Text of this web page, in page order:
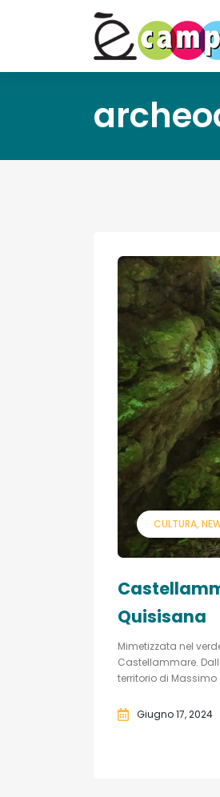
CULTURA
Quisisana
Mimetizzata nel
Castellammare.
territorio di Massimo
Giugno 17, 2024